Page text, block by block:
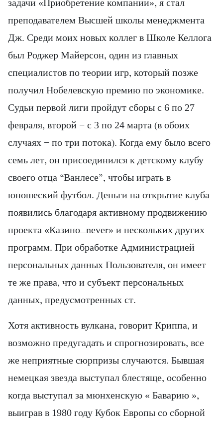
задачи «Приобретение компании», я стал
преподавателем Высшей школы менеджмента
Дж. Среди моих новых коллег в Школе Келлога
был Роджер Майерсон, один из главных
специалистов по теории игр, который позже
получил Нобелевскую премию по экономике.
Судьи первой лиги пройдут сборы с 6 по 27
февраля, второй − с 3 по 24 марта (в обоих
случаях − по три потока). Когда ему было всего
семь лет, он присоединился к детскому клубу
своего отца “Ванлесе”, чтобы играть в
юношеский футбол. Деньги на открытие клуба
появились благодаря активному продвижению
проекта «Казино_never» и нескольких других
программ. При обработке Администрацией
персональных данных Пользователя, он имеет
те же права, что и субъект персональных
данных, предусмотренных ст.
Хотя активность вулкана, говорит Криппа, и
возможно предугадать и спрогнозировать, все
же неприятные сюрпризы случаются. Бывшая
немецкая звезда выступал блестяще, особенно
когда выступал за мюнхенскую « Баварию »,
выиграв в 1980 году Кубок Европы со сборной